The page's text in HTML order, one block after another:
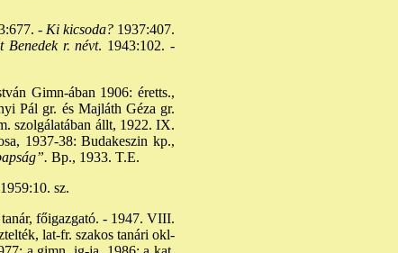
- Ki kicsoda? 1937:407.
Benedek r. névt. 1943:102. -
Gimn-ában 1906: éretts.,
Pál gr. és Majláth Géza gr.
szolgálatában állt, 1922. IX.
1937-38: Budakeszin kp.,
Bp., 1933. T.E.
1959:10. sz.
főigazgató. - 1947. VIII.
lat-fr. szakos tanári okl-